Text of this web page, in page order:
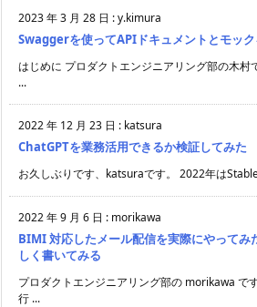
2023 年 3 月 28 日 :y.kimura
Swaggerを使ってAPIドキュメントとモッ
はじめに プロダクトエンジニアリング部の木村
...
2022 年 12 月 23 日 : katsura
ChatGPTを業務活用できるか検証してみた
お久しぶりです、katsuraです。 2022年は
2022 年 9 月 6 日 : morikawa
BIMI 対応したメール配信を実際にやってみ
しく書いてみる
プロダクトエンジニアリング部の morikawa で
行 ...